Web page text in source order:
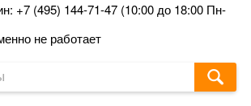
+7 (495) 144-71-47 (10:00 до 18:00 Пн-
не работает